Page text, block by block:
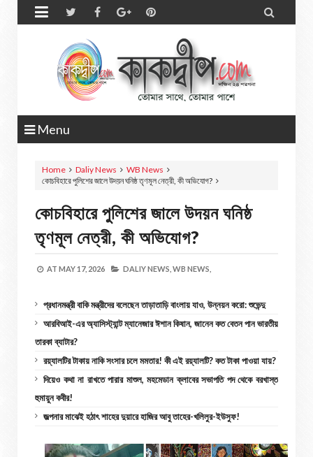
 
Menu
Home Daliy News
WB News
কোচবিহারে পুলিশের জালে উদয়ন ঘনিষ্ঠ তৃণমূল নেত্রী, কী অভিযোগ?
কোচবিহারে পুলিশের জালে উদয়ন ঘনিষ্ঠ
তৃণমূল নেত্রী, কী অভিযোগ?
AT MAY 17, 2026 DALIY NEWS, WB NEWS,
প্রধানমন্ত্রী বাকি মন্ত্রীদের বলেছেন তাড়াতাড়ি বাংলায় যাও, উন্নয়ন করো: শুভেন্দু
আরবিআই-এর অ্যাসিস্ট্যান্ট ম্যানেজার ঈশান কিষান, জানেন কত বেতন পান ভারতীয়
তারকা ব্যাটার?
রয়্যালটির টাকায় নাকি সংসার চলে মমতার! কী এই রয়্যালটি? কত টাকা পাওয়া যায়?
দিয়েও কথা না রাখতে পারার মাশুল, মহমেডান ক্লাবের সভাপতি পদ থেকে বরখাস্ত
হুমায়ুন কবীর!
জল্পনার মাঝেই হঠাৎ শাহের দুয়ারে হাজির আবু তাহের-খলিলুর-ইউসুফ!